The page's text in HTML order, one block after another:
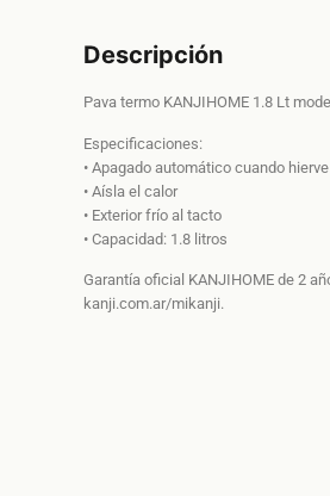
Descripción
Pava termo KANJIHOME 1.8 Lt
Especificaciones:
• Apagado automático cuando hierve
• Aísla el calor
• Exterior frío al tacto
• Capacidad: 1.8 litros
Garantía oficial KANJIHOME de 2
kanji.com.ar/mikanji.